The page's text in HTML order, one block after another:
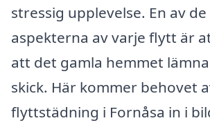
stressig upplevelse. En av
aspekterna av varje flytt är
att det gamla hemmet
skick. Här kommer behovet
flyttstädning i Fornåsa in i